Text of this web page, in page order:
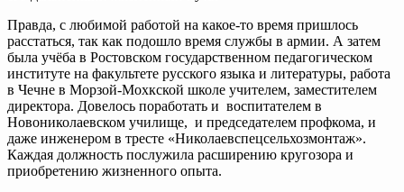
Правда, с любимой работой на какое-то время пришлось
расстаться, так как подошло время службы в армии. А затем
была учёба в Ростовском государственном педагогическом
институте на факультете русского языка и литературы, работа
в Чечне в Морзой-Мохкской школе учителем, заместителем
директора. Довелось поработать и воспитателем в
Новониколаевском училище, и председателем профкома, и
даже инженером в тресте «Николаевспецсельхозмонтаж».
Каждая должность послужила расширению кругозора и
приобретению жизненного опыта.